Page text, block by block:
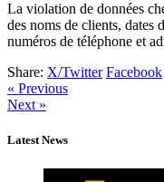
La violation de données
des noms de clients, dates
numéros de téléphone et
Share: X/Twitter Facebook
« Previous
Next »
Latest News